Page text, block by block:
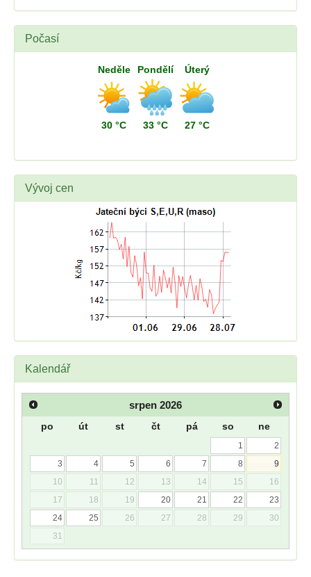
Počasí
Neděle
30 °C
Pondělí
33 °C
Úterý
27 °C
Vývoj cen
Kalendář
srpen 2026
po út st čt pá so ne
1
2
3
4 5 6 7 8
9
10
11 12 13 14 15
16
17
18 19 20 21 22
23
24
25 26 27 28 29
30
31